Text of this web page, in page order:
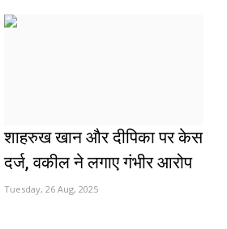
शाहरुख खान और दीपिका पर केस
दर्ज, वकील ने लगाए गंभीर आरोप
Tuesday, 26 Aug, 2025